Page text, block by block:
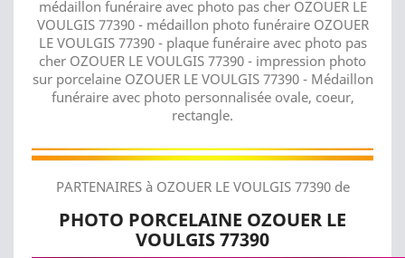
médaillon funéraire avec photo pas cher OZOUER LE
VOULGIS 77390 - médaillon photo funéraire OZOUER
LE VOULGIS 77390 - plaque funéraire avec photo pas
cher OZOUER LE VOULGIS 77390 - impression photo
sur porcelaine OZOUER LE VOULGIS 77390 - Médaillon
funéraire avec photo personnalisée ovale, coeur,
rectangle.
PARTENAIRES à OZOUER LE VOULGIS 77390 de
PHOTO PORCELAINE OZOUER LE
VOULGIS 77390